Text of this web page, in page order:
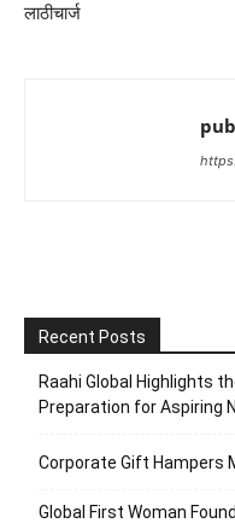
लाठीचार्ज
Recent Posts
Raahi Global Highlights
Preparation for Aspiring
Corporate Gift Hampers
Global First Woman